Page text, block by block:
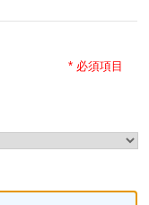
* 必須項目